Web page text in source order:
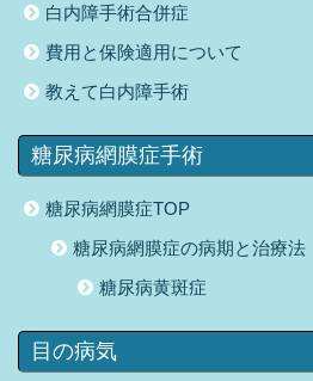
白内障手術合併症
費用と保険適用について
教えて白内障手術
糖尿病網膜症手術
糖尿病網膜症TOP
糖尿病網膜症の病期と治療法
糖尿病黄斑症
目の病気